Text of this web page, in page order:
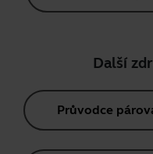
Další
Průvodce